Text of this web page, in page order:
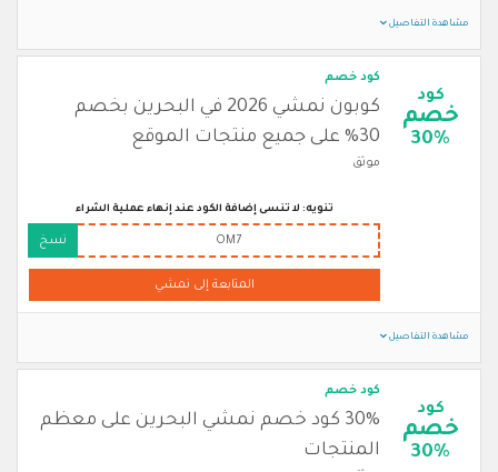
مشاهدة التفاصيل
كود
خصم
30%
كود خصم
كوبون نمشي 2026 في البحرين بخصم
30% على جميع منتجات الموقع
موثق
تنويه: لا تنسى إضافة الكود عند إنهاء عملية الشراء
OM7 نسخ
المتابعة إلى نمشي
مشاهدة التفاصيل
كود
خصم
30%
كود خصم
30% كود خصم نمشي البحرين على معظم
المنتجات